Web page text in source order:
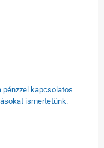
pénzzel kapcsolatos
ismertetünk.